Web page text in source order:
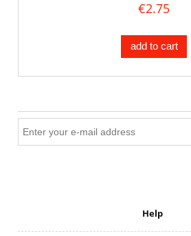
€2.75
add to cart
Help